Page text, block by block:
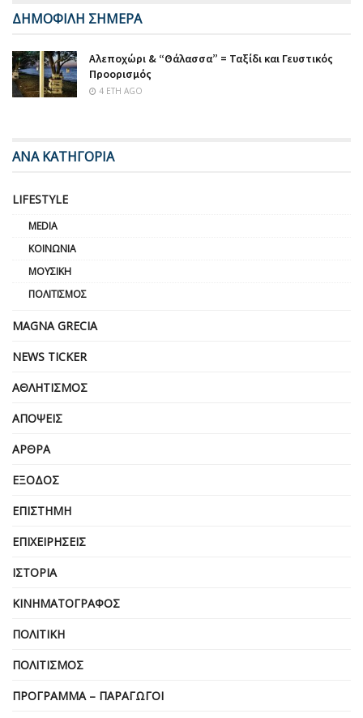
ΔΗΜΟΦΙΛΗ ΣΗΜΕΡΑ
Αλεποχώρι & “Θάλασσα” = Ταξίδι και Γευστικός
Προορισμός
4 ΈΤΗ AGO
ΑΝΑ ΚΑΤΗΓΟΡΙΑ
LIFESTYLE
MEDIA
ΚΟΙΝΩΝΊΑ
ΜΟΥΣΙΚΉ
ΠΟΛΙΤΙΣΜΌΣ
MAGNA GRECIA
NEWS TICKER
ΑΘΛΗΤΙΣΜΌΣ
ΑΠΌΨΕΙΣ
ΆΡΘΡΑ
ΈΞΟΔΟΣ
ΕΠΙΣΤΉΜΗ
ΕΠΙΧΕΙΡΗΣΕΙΣ
ΙΣΤΟΡΊΑ
ΚΙΝΗΜΑΤΟΓΡΆΦΟΣ
ΠΟΛΙΤΙΚΉ
ΠΟΛΙΤΙΣΜΌΣ
ΠΡΌΓΡΑΜΜΑ – ΠΑΡΑΓΩΓΟΊ